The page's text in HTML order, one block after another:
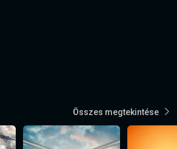
Összes megtekintése